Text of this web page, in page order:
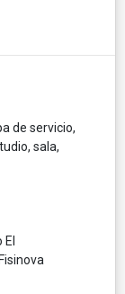
de servicio,
sala,